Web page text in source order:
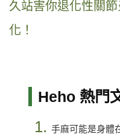
久站害你退化性關
化！
Heho 熱門
1. 手麻可能是身體